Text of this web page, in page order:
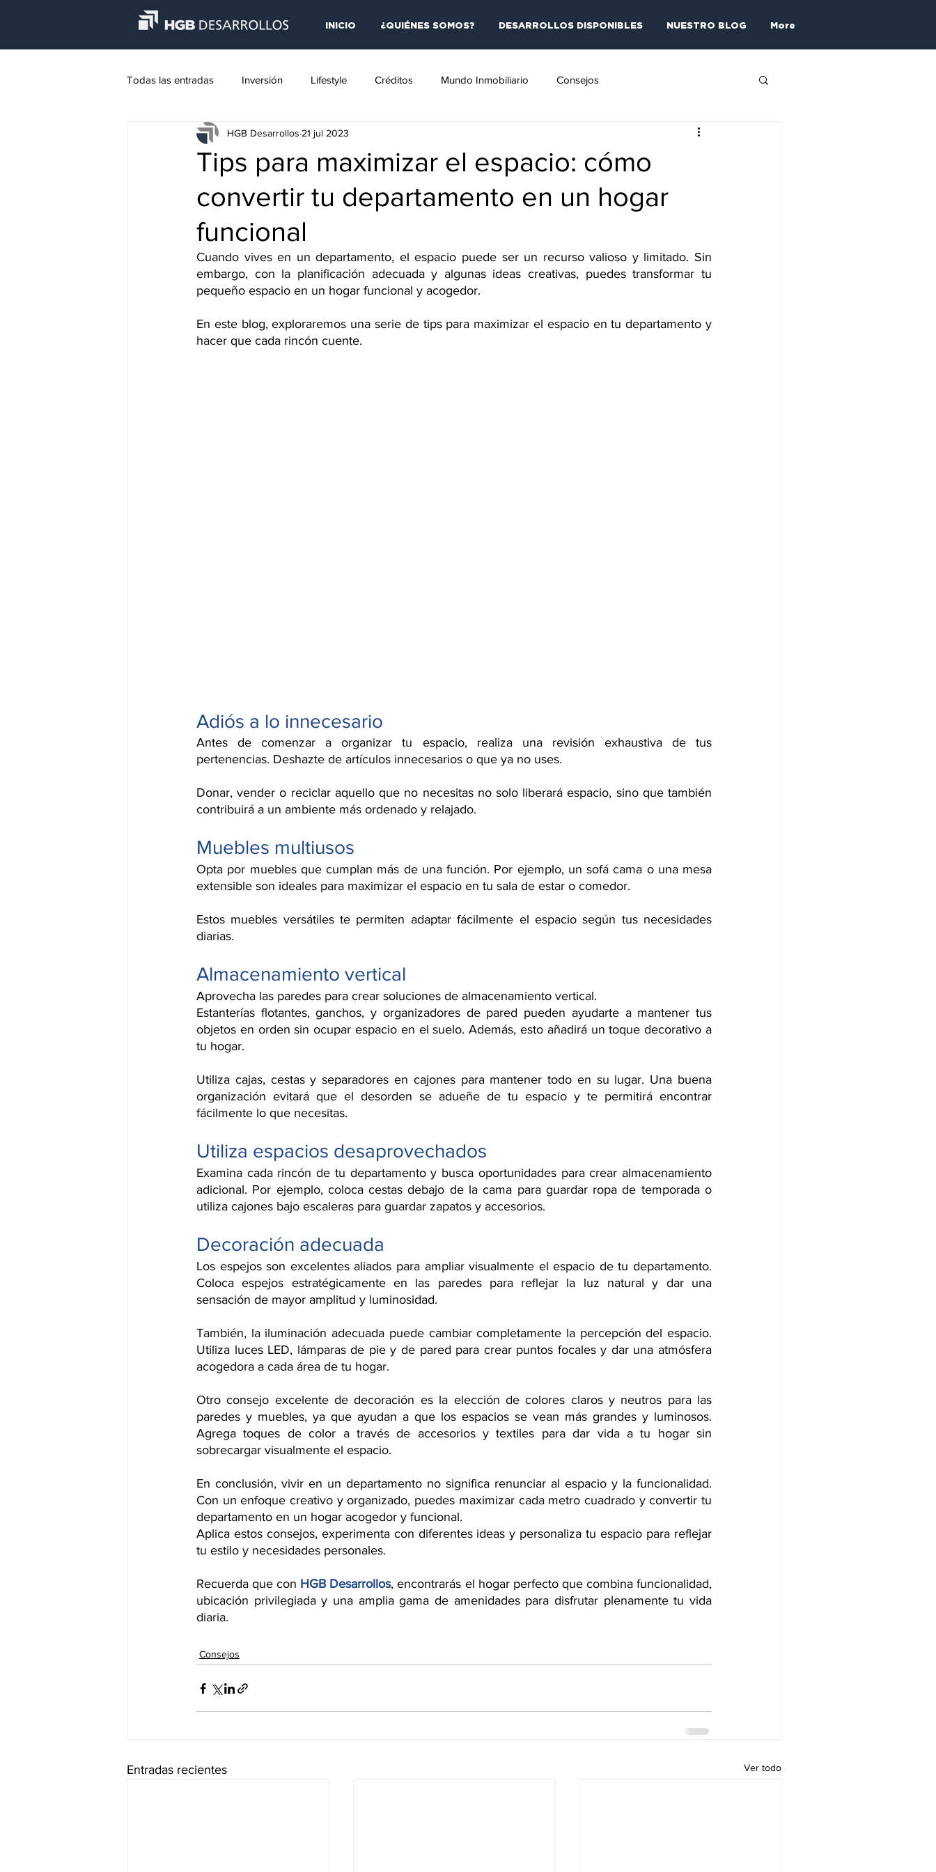
Todas las entradas Inversión Lifestyle Créditos Mundo Inmobiliario Consejos
Tips para maximizar el espacio: cómo
convertir tu departamento en un hogar
funcional
HGB Desarrollos 21 jul 2023
Cuando vives en un departamento, el espacio puede ser un recurso valioso y limitado. Sin
embargo, con la planificación adecuada y algunas ideas creativas, puedes transformar tu
pequeño espacio en un hogar funcional y acogedor.
En este blog, exploraremos una serie de tips para maximizar el espacio en tu departamento y
hacer que cada rincón cuente.
Adiós a lo innecesario
Antes de comenzar a organizar tu espacio, realiza una revisión exhaustiva de tus
pertenencias. Deshazte de artículos innecesarios o que ya no uses.
Donar, vender o reciclar aquello que no necesitas no solo liberará espacio, sino que también
contribuirá a un ambiente más ordenado y relajado.
Muebles multiusos
Opta por muebles que cumplan más de una función. Por ejemplo, un sofá cama o una mesa
extensible son ideales para maximizar el espacio en tu sala de estar o comedor.
Estos muebles versátiles te permiten adaptar fácilmente el espacio según tus necesidades
diarias.
Almacenamiento vertical
Aprovecha las paredes para crear soluciones de almacenamiento vertical.
Estanterías flotantes, ganchos, y organizadores de pared pueden ayudarte a mantener tus
objetos en orden sin ocupar espacio en el suelo. Además, esto añadirá un toque decorativo a
tu hogar.
Utiliza cajas, cestas y separadores en cajones para mantener todo en su lugar. Una buena
organización evitará que el desorden se adueñe de tu espacio y te permitirá encontrar
fácilmente lo que necesitas.
Utiliza espacios desaprovechados
Examina cada rincón de tu departamento y busca oportunidades para crear almacenamiento
adicional. Por ejemplo, coloca cestas debajo de la cama para guardar ropa de temporada o
utiliza cajones bajo escaleras para guardar zapatos y accesorios.
Decoración adecuada
Los espejos son excelentes aliados para ampliar visualmente el espacio de tu departamento.
Coloca espejos estratégicamente en las paredes para reflejar la luz natural y dar una
sensación de mayor amplitud y luminosidad.
También, la iluminación adecuada puede cambiar completamente la percepción del espacio.
Utiliza luces LED, lámparas de pie y de pared para crear puntos focales y dar una atmósfera
acogedora a cada área de tu hogar.
Otro consejo excelente de decoración es la elección de colores claros y neutros para las
paredes y muebles, ya que ayudan a que los espacios se vean más grandes y luminosos.
Agrega toques de color a través de accesorios y textiles para dar vida a tu hogar sin
sobrecargar visualmente el espacio.
En conclusión, vivir en un departamento no significa renunciar al espacio y la funcionalidad.
Con un enfoque creativo y organizado, puedes maximizar cada metro cuadrado y convertir tu
departamento en un hogar acogedor y funcional.
Aplica estos consejos, experimenta con diferentes ideas y personaliza tu espacio para reflejar
tu estilo y necesidades personales.
Recuerda que con HGB Desarrollos, encontrarás el hogar perfecto que combina funcionalidad,
ubicación privilegiada y una amplia gama de amenidades para disfrutar plenamente tu vida
diaria.
Consejos
Entradas recientes Ver todo
INICIO ¿QUIÉNES SOMOS? DESARROLLOS DISPONIBLES NUESTRO BLOG More